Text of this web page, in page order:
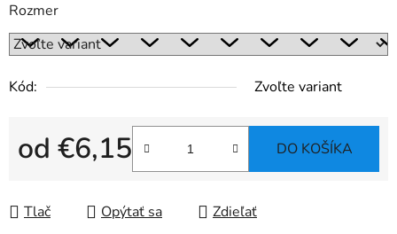
Rozmer
Kód: Zvoľte variant
od €6,15 DO KOŠÍKA
Tlač Opýtať sa Zdieľať